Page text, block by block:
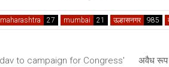
maharashtra mumbai उल्हासनगर
to campaign for Congress'
अवैध रूप